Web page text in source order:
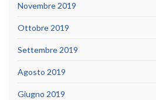
Novembre 2019
Ottobre 2019
Settembre 2019
Agosto 2019
Giugno 2019